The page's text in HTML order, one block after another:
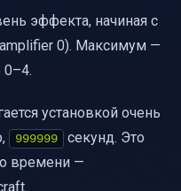
эффекта, начиная с
0). Максимум —
0–4.
установкой очень
999999
секунд. Это
времени —